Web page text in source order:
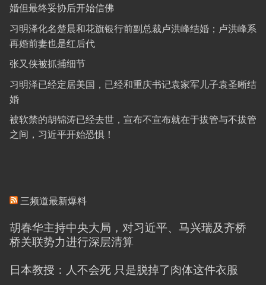
婚但最终妥协后开始信佛
习明泽化名楚晨和花旗银行前副总裁卢洪峰结婚；卢洪峰系
再婚前妻也是红后代
张又侠被抓捕细节
习明泽已经定居美国，已经和重庆书记袁家军儿子袁圣晰结
婚
被软禁的胡锦涛已经去世，宣布不宣布就在于拔管与不拔管
之间，习近平开始恐惧！
三频道最新爆料
胡春华主持中央大局，对习近平、马兴瑞及齐桥
桥关联势力进行深层清算
日本教授：人不会死 只是脱掉了肉体这件衣服